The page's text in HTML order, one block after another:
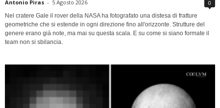
Antonio Piras - 5 Agosto 2026 0
Nel cratere Gale il rover della NASA ha fotografato una distesa di fratture
geometriche che si estende in ogni direzione fino all'orizzonte. Strutture del
genere erano già note, ma mai su questa scala. E su come si siano formate il
team non si sbilancia.